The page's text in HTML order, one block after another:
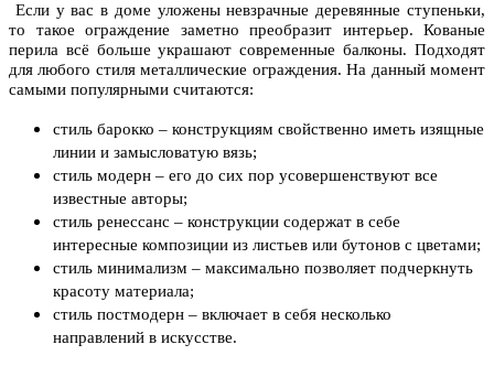
Если у вас в доме уложены невзрачные деревянные ступеньки,
то такое ограждение заметно преобразит интерьер. Кованые
перила всё больше украшают современные балконы. Подходят
для любого стиля металлические ограждения. На данный момент
самыми популярными считаются:
стиль барокко – конструкциям свойственно иметь изящные
линии и замысловатую вязь;
стиль модерн – его до сих пор усовершенствуют все
известные авторы;
стиль ренессанс – конструкции содержат в себе
интересные композиции из листьев или бутонов с цветами;
стиль минимализм – максимально позволяет подчеркнуть
красоту материала;
стиль постмодерн – включает в себя несколько
направлений в искусстве.